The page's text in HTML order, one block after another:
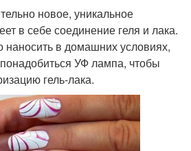
новое, уникальное
в себе соединение геля и лака.
наносить в домашних условиях,
УФ лампа, чтобы
гель-лака.